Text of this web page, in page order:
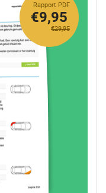
Rapport PDF
€29,95
€9,95